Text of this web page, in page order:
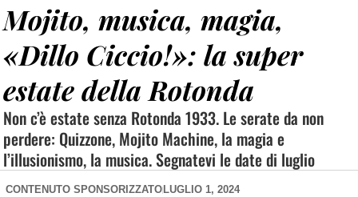
Mojito, musica, magia,
«Dillo Ciccio!»: la super
estate della Rotonda
Non c’è estate senza Rotonda 1933. Le serate da non
perdere: Quizzone, Mojito Machine, la magia e
l’illusionismo, la musica. Segnatevi le date di luglio
CONTENUTO SPONSORIZZATO LUGLIO 1, 2024